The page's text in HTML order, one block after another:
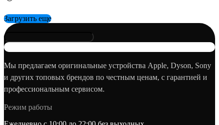
Загрузить еще
Мы предлагаем оригинальные устройства Apple, Dyson, Sony
и других топовых брендов по честным ценам, с гарантией и
профессиональным сервисом.
Режим работы